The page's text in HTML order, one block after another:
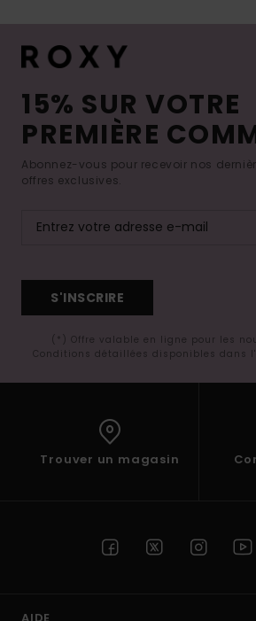
15% SUR VOTRE
PREMIÈRE
Abonnez-vous pour recevoir nos
offres exclusives.
S'INSCRIRE
(*) Offre valable en ligne pour les
Conditions détaillées disponibles dans
Trouver un magasin
AIDE